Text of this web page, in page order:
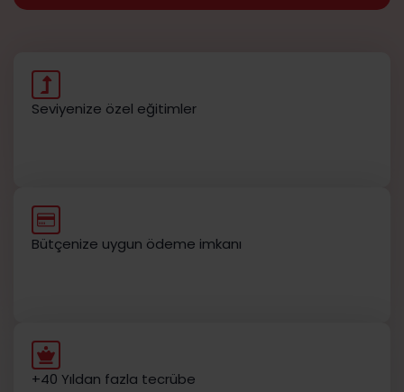
Seviyenize özel eğitimler
Bütçenize uygun ödeme imkanı
+40 Yıldan fazla tecrübe